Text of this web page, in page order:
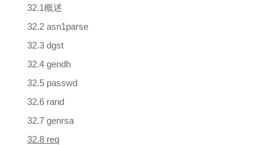
32.1概述
32.2 asn1parse
32.3 dgst
32.4 gendh
32.5 passwd
32.6 rand
32.7 genrsa
32.8 req